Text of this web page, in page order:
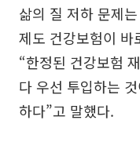
삶의 질 저하 문제
제도 건강보험이 바
“한정된 건강보험
다 우선 투입하는
하다”고 말했다.